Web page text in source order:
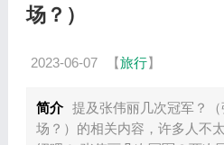
场？）
2023-06-07 【旅行】
简介 提及张伟丽几次冠军？
场？）的相关内容，许多人不